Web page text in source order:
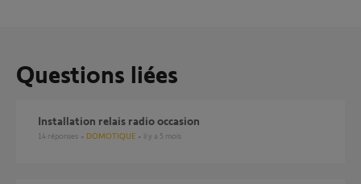
Questions liées
installation relais radio occasion
14 réponses DOMOTIQUE il y a 5 mois